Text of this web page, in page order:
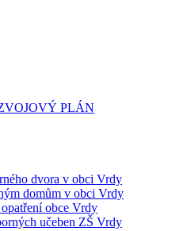
PLÁN
dvora v obci Vrdy
domům v obci Vrdy
obce Vrdy
učeben ZŠ Vrdy